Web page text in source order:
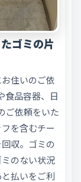
ゴミの片
住いのご依
食品容器、日
ご依頼をいた
を含むチー
収。ゴミの
のない状況
払いをご利